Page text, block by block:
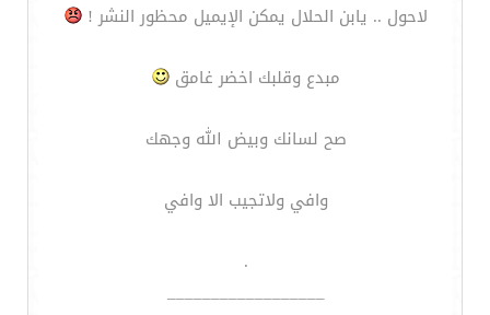
لاحول .. يابن الحلال يمكن الإيميل محظور النشر !
مبدع وقلبك اخضر غامق
صح لسانك وبيض الله وجهك
وافي ولاتجيب الا وافي
.
__________________